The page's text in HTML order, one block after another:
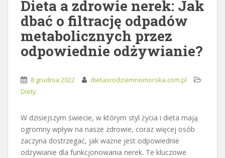
Dieta a zdrowie nerek: Jak
dbać o filtrację odpadów
metabolicznych przez
odpowiednie odżywianie?
8 grudnia 2022
dietasrodziemnomorska.com.pl
Diety
W dzisiejszym świecie, w którym styl życia i dieta mają
ogromny wpływ na nasze zdrowie, coraz więcej osób
zaczyna dostrzegać, jak ważne jest odpowiednie
odżywianie dla funkcjonowania nerek. Te kluczowe